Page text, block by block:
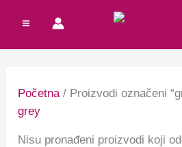
sadržaj
Početna/ Proizvodi označeni
grey
Nisu pronađeni proizvodi koji
Total: